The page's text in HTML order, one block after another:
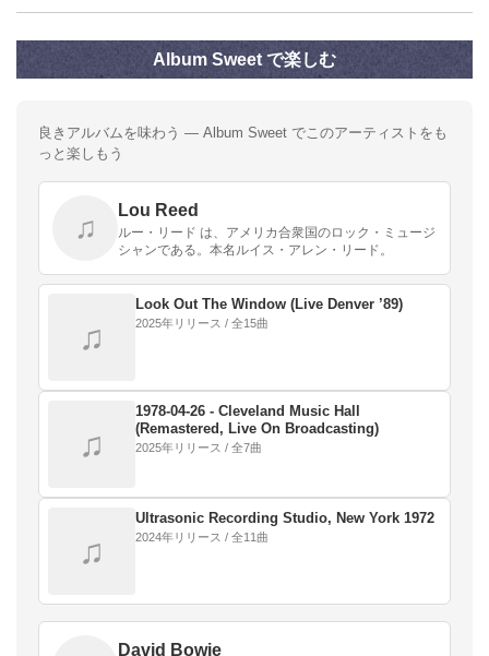
Album Sweet で楽しむ
良きアルバムを味わう — Album Sweet でこのアーティストをも
っと楽しもう
♫
Lou Reed
ルー・リード は、アメリカ合衆国のロック・ミュージ
シャンである。本名ルイス・アレン・リード。
♫
Look Out The Window (Live Denver ’89)
2025年リリース / 全15曲
♫
1978-04-26 - Cleveland Music Hall
(Remastered, Live On Broadcasting)
2025年リリース / 全7曲
♫
Ultrasonic Recording Studio, New York 1972
2024年リリース / 全11曲
David Bowie